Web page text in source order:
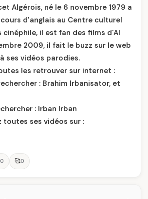
Algérois, né le 6 novembre 1979 a
d'anglais au Centre culturel
cinéphile, il est fan des films d'Al
2009, il fait le buzz sur le web
ses vidéos parodies.
les retrouver sur internet :
: Brahim Irbanisator, et
: Irban Irban
toutes ses vidéos sur :
0 🥰0